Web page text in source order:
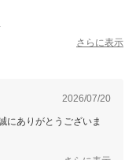
さらに表示
2026/07/20
にありがとうございま